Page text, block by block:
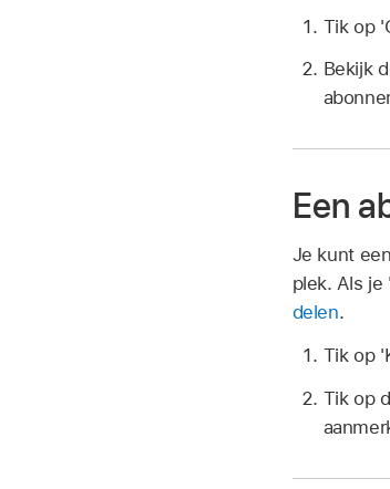
Tik op
Bekijk
Een
Je kunt
plek. Als
delen.
Tik op
Tik op